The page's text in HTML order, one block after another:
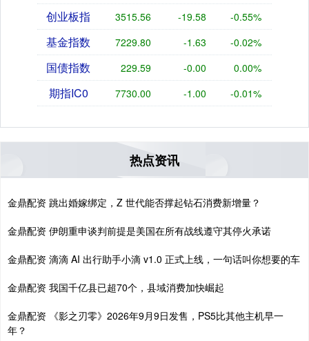
创业板指 3515.56 -19.58 -0.55%
基金指数 7229.80 -1.63 -0.02%
国债指数 229.59 -0.00 0.00%
期指IC0 7730.00 -1.00 -0.01%
热点资讯
金鼎配资 跳出婚嫁绑定，Z 世代能否撑起钻石消费新增量？
金鼎配资 伊朗重申谈判前提是美国在所有战线遵守其停火承诺
金鼎配资 滴滴 AI 出行助手小滴 v1.0 正式上线，一句话叫你想要的车
金鼎配资 我国千亿县已超70个，县域消费加快崛起
金鼎配资 《影之刃零》2026年9月9日发售，PS5比其他主机早一
年？